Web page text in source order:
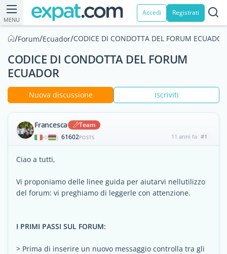
MENU
Accedi Registrati
/Forum/Ecuador/CODICE DI CONDOTTA DEL FORUM ECUADOR
CODICE DI CONDOTTA DEL FORUM
ECUADOR
Nuova discussione Iscriviti
Francesca Team
| 61602POSTS 11 anni fa #1
Ciao a tutti,
Vi proponiamo delle linee guida per aiutarvi nellutilizzo
del forum: vi preghiamo di leggerle con attenzione.
I PRIMI PASSI SUL FORUM:
> Prima di inserire un nuovo messaggio controlla tra gli